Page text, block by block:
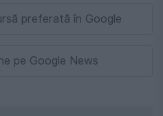
preferată în Google
pe Google News